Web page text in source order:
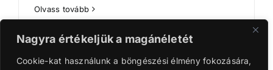
Nagyra értékeljük a magánéletét
Cookie-kat használunk a böngészési élmény fokozására,
Olvass tovább